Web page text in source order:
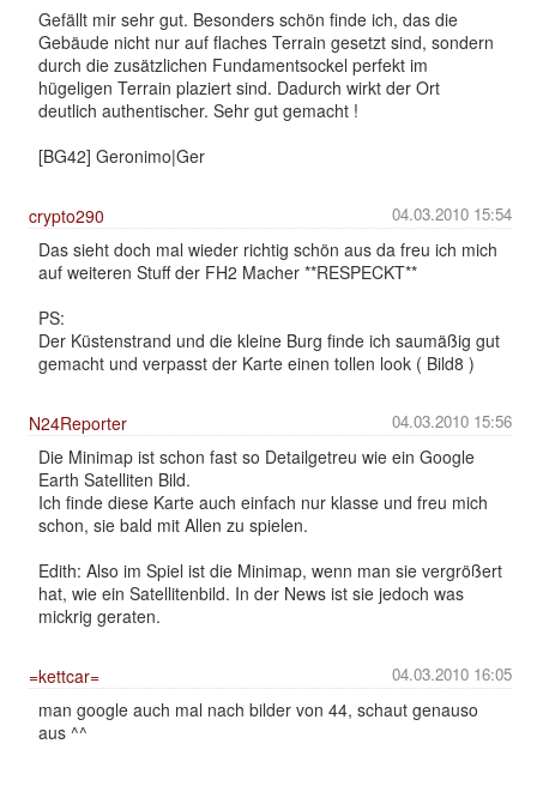
Gefällt mir sehr gut. Besonders schön finde ich, das die
Gebäude nicht nur auf flaches Terrain gesetzt sind, sondern
durch die zusätzlichen Fundamentsockel perfekt im
hügeligen Terrain plaziert sind. Dadurch wirkt der Ort
deutlich authentischer. Sehr gut gemacht !
[BG42] Geronimo|Ger
04.03.2010 15:54
crypto290
Das sieht doch mal wieder richtig schön aus da freu ich mich
auf weiteren Stuff der FH2 Macher **RESPECKT**
PS:
Der Küstenstrand und die kleine Burg finde ich saumäßig gut
gemacht und verpasst der Karte einen tollen look ( Bild8 )
04.03.2010 15:56
N24Reporter
Die Minimap ist schon fast so Detailgetreu wie ein Google
Earth Satelliten Bild.
Ich finde diese Karte auch einfach nur klasse und freu mich
schon, sie bald mit Allen zu spielen.
Edith: Also im Spiel ist die Minimap, wenn man sie vergrößert
hat, wie ein Satellitenbild. In der News ist sie jedoch was
mickrig geraten.
04.03.2010 16:05
=kettcar=
man google auch mal nach bilder von 44, schaut genauso
aus ^^